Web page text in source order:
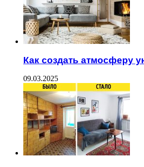
Как создать атмосферу
09.03.2025